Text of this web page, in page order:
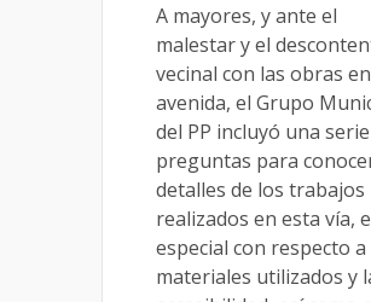
A mayores, y ante el
malestar y el
vecinal con las obras
avenida, el Grupo
del PP incluyó una
preguntas para
detalles de los trabajos
realizados en esta vía,
especial con respecto a
materiales utilizados y